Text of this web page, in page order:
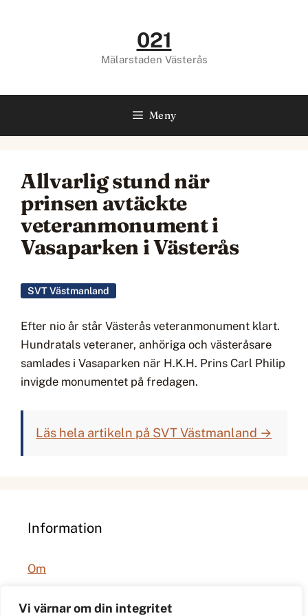
Vi värnar om din integritet
021
Mälarstaden Västerås
Meny
Allvarlig stund när
prinsen avtäckte
veteranmonument i
Vasaparken i Västerås
SVT Västmanland
Efter nio år står Västerås veteranmonument klart.
Hundratals veteraner, anhöriga och västeråsare
samlades i Vasaparken när H.K.H. Prins Carl Philip
invigde monumentet på fredagen.
Läs hela artikeln på SVT Västmanland →
Information
Om